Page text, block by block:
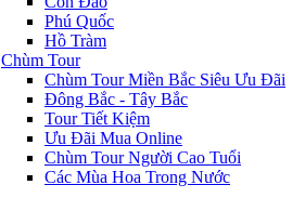
Phú Quốc
Hồ Tràm
Chùm Tour
Chùm Tour Miền Bắc Siêu Ưu Đãi
Đông Bắc - Tây Bắc
Tour Tiết Kiệm
Ưu Đãi Mua Online
Chùm Tour Người Cao Tuổi
Các Mùa Hoa Trong Nước